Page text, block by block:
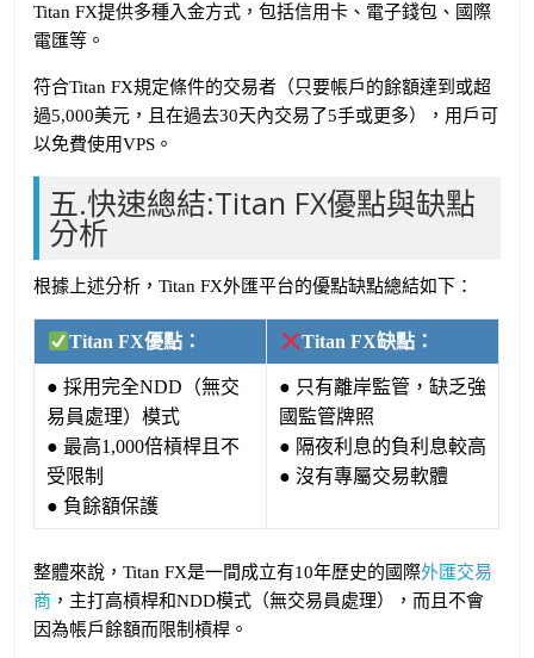
Titan FX提供多種入金方式，包括信用卡、電子錢包、國際
電匯等。
符合Titan FX規定條件的交易者（只要帳戶的餘額達到或超
過5,000美元，且在過去30天內交易了5手或更多），用戶可
以免費使用VPS。
五.快速總結:Titan FX優點與缺點
分析
根據上述分析，Titan FX外匯平台的優點缺點總結如下：
Titan FX優點： Titan FX缺點：
● 採用完全NDD（無交
易員處理）模式
● 最高1,000倍槓桿且不
受限制
● 負餘額保護
● 只有離岸監管，缺乏強
國監管牌照
● 隔夜利息的負利息較高
● 沒有專屬交易軟體
整體來說，Titan FX是一間成立有10年歷史的國際外匯交易
商 ，主打高槓桿和NDD模式（無交易員處理），而且不會
因為帳戶餘額而限制槓桿。